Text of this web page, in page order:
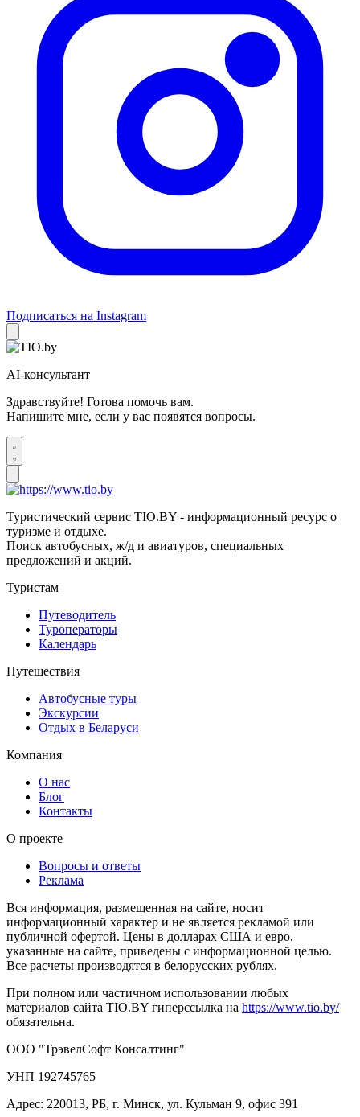
Подписаться на Instagram
AI-консультант
Здравствуйте! Готова помочь вам.
Напишите мне, если у вас появятся вопросы.
Туристический сервис TIO.BY - информационный ресурс о
туризме и отдыхе.
Поиск автобусных, ж/д и авиатуров, специальных
предложений и акций.
Туристам
Путеводитель
Туроператоры
Календарь
Путешествия
Автобусные туры
Экскурсии
Отдых в Беларуси
Компания
О нас
Блог
Контакты
О проекте
Вопросы и ответы
Реклама
Вся информация, размещенная на сайте, носит
информационный характер и не является рекламой или
публичной офертой. Цены в долларах США и евро,
указанные на сайте, приведены с информационной целью.
Все расчеты производятся в белорусских рублях.
При полном или частичном использовании любых
материалов сайта TIO.BY гиперссылка на https://www.tio.by/
обязательна.
ООО "ТрэвелСофт Консалтинг"
УНП 192745765
Адрес: 220013, РБ, г. Минск, ул. Кульман 9, офис 391